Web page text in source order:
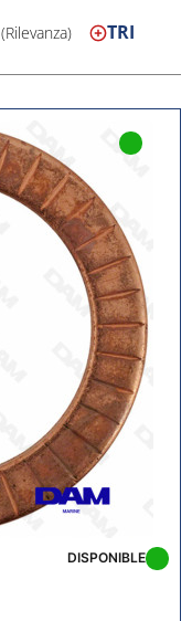
(Rilevanza) TRI
DISPONIBLE